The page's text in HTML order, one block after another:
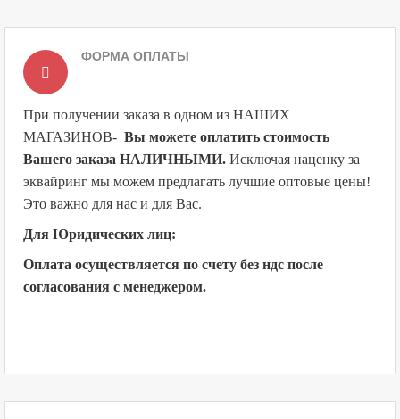
ФОРМА ОПЛАТЫ
При получении заказа в одном из НАШИХ
МАГАЗИНОВ- Вы можете оплатить стоимость
Вашего заказа НАЛИЧНЫМИ. Исключая наценку за
эквайринг мы можем предлагать лучшие оптовые цены!
Это важно для нас и для Вас.
Для Юридических лиц:
Оплата осуществляется по счету без ндс после
согласования с менеджером.